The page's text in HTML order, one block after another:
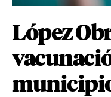
López